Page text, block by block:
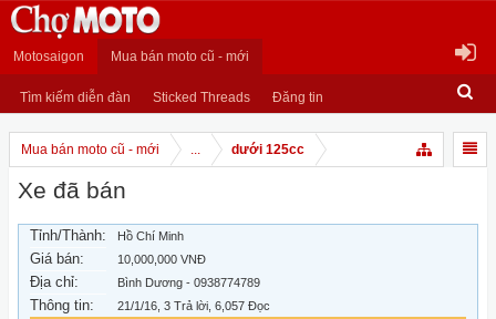
Motosaigon Mua bán moto cũ - mới
Tìm kiếm diễn đàn Sticked Threads Đăng tin
Mua bán moto cũ - mới ... dưới 125cc
Xe đã bán
Tỉnh/Thành: Hồ Chí Minh
Giá bán: 10,000,000 VNĐ
Địa chỉ: Bình Dương - 0938774789
Thông tin: 21/1/16 , 3 Trả lời, 6,057 Đọc